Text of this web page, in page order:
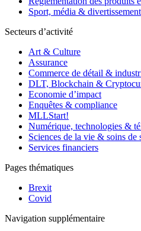
Sport, média & divertissement
Secteurs d’activité
Art & Culture
Assurance
Commerce de détail &
DLT, Blockchain &
Economie d’impact
Enquêtes & compliance
MLLStart!
Numérique, technologies &
Sciences de la vie & soins de
Services financiers
Pages thématiques
Brexit
Covid
Navigation supplémentaire